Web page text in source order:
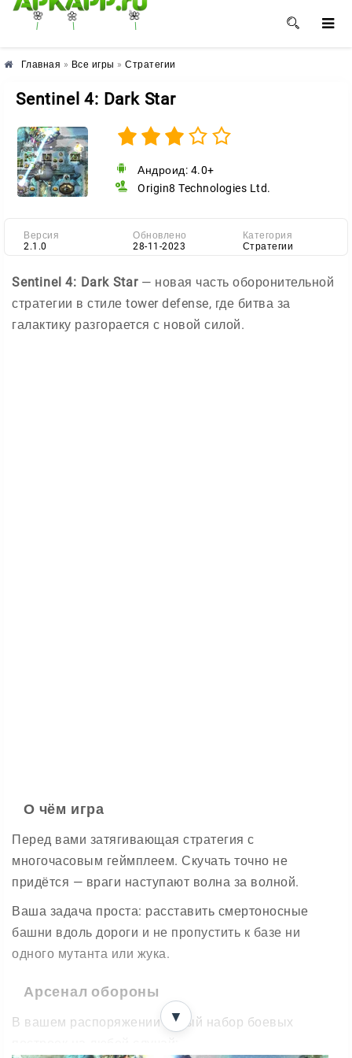
🌸 🌼 🌺
Главная » Все игры » Стратегии
Sentinel 4: Dark Star
Андроид: 4.0+
Origin8 Technologies Ltd.
Версия
2.1.0
Обновлено
28-11-2023
Категория
Стратегии
Sentinel 4: Dark Star— новая часть оборонительной
стратегии в стиле tower defense, где битва за
галактику разгорается с новой силой.
О чём игра
Перед вами затягивающая стратегия с
многочасовым геймплеем. Скучать точно не
придётся — враги наступают волна за волной.
Ваша задача проста: расставить смертоносные
башни вдоль дороги и не пропустить к базе ни
одного мутанта или жука.
Арсенал обороны
В вашем распоряжении целый набор боевых
▼